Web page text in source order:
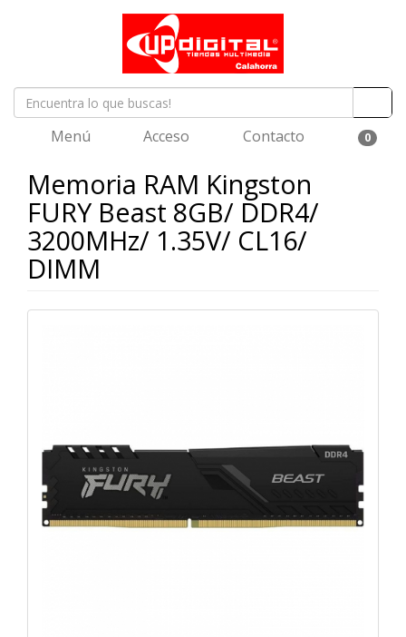
Menú Acceso Contacto 0
Memoria RAM Kingston
FURY Beast 8GB/ DDR4/
3200MHz/ 1.35V/ CL16/
DIMM